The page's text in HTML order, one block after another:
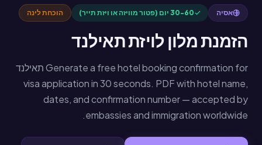
אסיה 30-60 יום (פטור מוויזה או ויזת תייר) הוכחת לינה
הזמנת מלון לויזת תאילנד
Generate a free hotel booking confirmation for תאילנד
visa application in 30 seconds. PDF with hotel name,
dates, and confirmation number — accepted by
embassies and immigration worldwide.